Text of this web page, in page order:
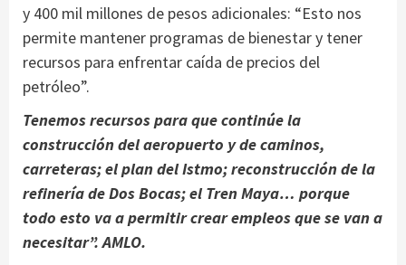
y 400 mil millones de pesos adicionales: “Esto nos
permite mantener programas de bienestar y tener
recursos para enfrentar caída de precios del
petróleo”.
Tenemos recursos para que continúe la
construcción del aeropuerto y de caminos,
carreteras; el plan del Istmo; reconstrucción de la
refinería de Dos Bocas; el Tren Maya… porque
todo esto va a permitir crear empleos que se van a
necesitar”. AMLO.